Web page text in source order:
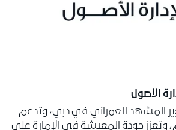
الأصول
العمراني في دبي، وتدعم
وتعزز جودة المعيشة في الإمارة على